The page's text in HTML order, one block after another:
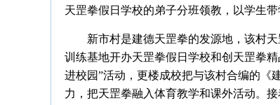
天罡拳假日学校的弟子分班领教，以学生
新市村是建德天罡拳的发源地，该村
训练基地开办天罡拳假日学校和创天罡拳
进校园”活动，更楼成校把与该村合编的《
力，把天罡拳融入体育教学和课外活动。